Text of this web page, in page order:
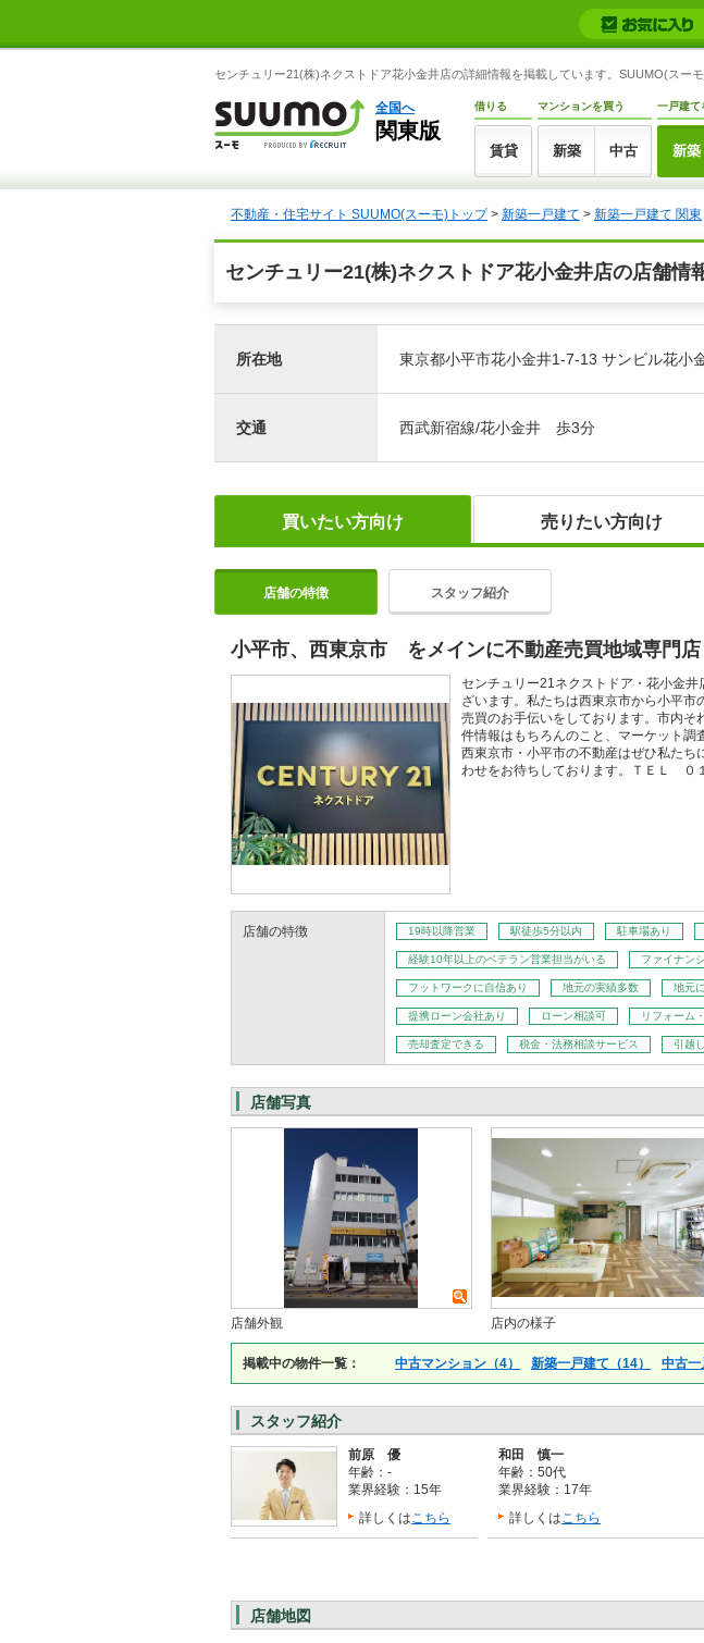
センチュリー21(株)ネクストドア花小金井店の詳細情報を掲載しています。SUUMO(スー
全国へ
関東版
借りる
賃貸
マンションを買う
新築 中古
一戸建て
新築
不動産・住宅サイト SUUMO(スーモ)トップ> 新築一戸建て > 新築一戸建て 関東
センチュリー21(株)ネクストドア花小金井店の店舗情
所在地 東京都小平市花小金井1-7-13 サンビル花小
交通 西武新宿線/花小金井 歩3分
買いたい方向け 売りたい方向け
店舗の特徴 スタッフ紹介
小平市、西東京市 をメインに不動産売買地域専門店
センチュリー21ネクストドア・花小金
ざいます。私たちは西東京市から小平
売買のお手伝いをしております。市内そ
件情報はもちろんのこと、マーケット調
西東京市・小平市の不動産はぜひ私たち
わせをお待ちしております。ＴＥＬ ０
店舗の特徴 19時以降営業 駅徒歩5分以内 駐車場あり
経験10年以上のベテラン営業担当がいる ファイナン
フットワークに自信あり 地元の実績多数 地元
提携ローン会社あり ローン相談可 リフォーム
売却査定できる 税金・法務相談サービス 引越
店舗写真
店舗外観 店内の様子
掲載中の物件一覧： 中古マンション（4） 新築一戸建て（14） 中古一
スタッフ紹介
前原 優
年齢：-
業界経験：15年
詳しくはこちら
和田 慎一
年齢：50代
業界経験：17年
詳しくはこちら
店舗地図